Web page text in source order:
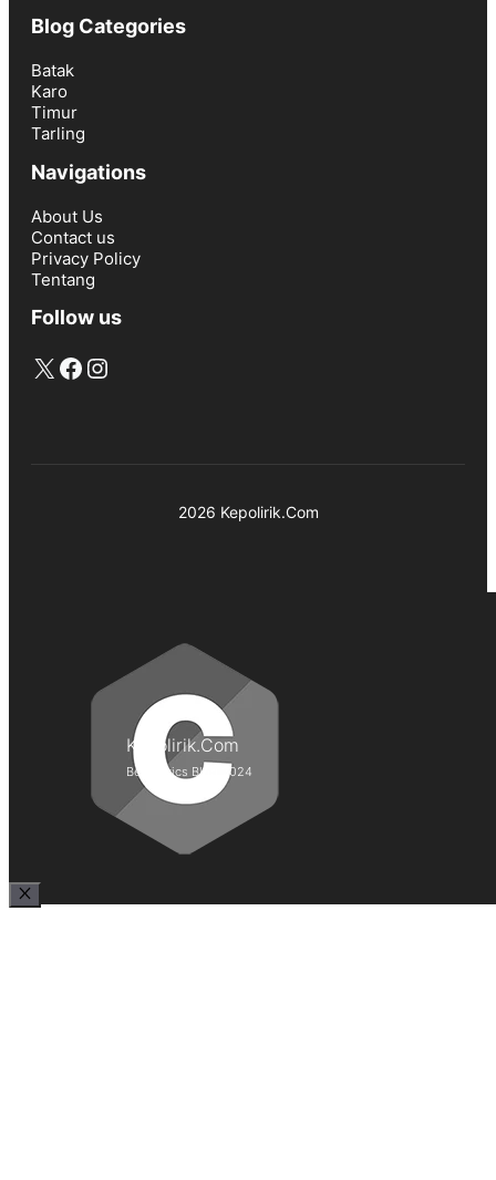
Blog Categories
Batak
Karo
Timur
Tarling
Navigations
About Us
Contact us
Privacy Policy
Tentang
Follow us
X Facebook
Instagram
2026 Kepolirik.Com
Kepolirik.Com
Best Lyrics Blog 2024
Close